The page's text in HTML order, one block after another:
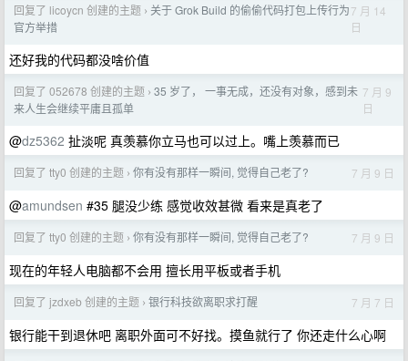
回复了 licoycn 创建的主题 › 关于 Grok Build 的偷偷代码打包上传行为
官方举措
7 月 14
日
还好我的代码都没啥价值
回复了 052678 创建的主题 › 35 岁了， 一事无成，还没有对象，感到未
来人生会继续平庸且孤单
7 月 9
日
@dz5362 扯淡呢 真羡慕你立马也可以过上。嘴上羡慕而已
回复了 tty0 创建的主题 › 你有没有那样一瞬间, 觉得自己老了? 7 月 9 日
@amundsen #35 腿没少练 感觉收效甚微 看来是真老了
回复了 tty0 创建的主题 › 你有没有那样一瞬间, 觉得自己老了? 7 月 9 日
现在的年轻人电脑都不会用 擅长用平板或者手机
回复了 jzdxeb 创建的主题 › 银行科技欲离职求打醒 7 月 7 日
银行能干到退休吧 离职外面可不好找。摸鱼就行了 你还走什么心啊